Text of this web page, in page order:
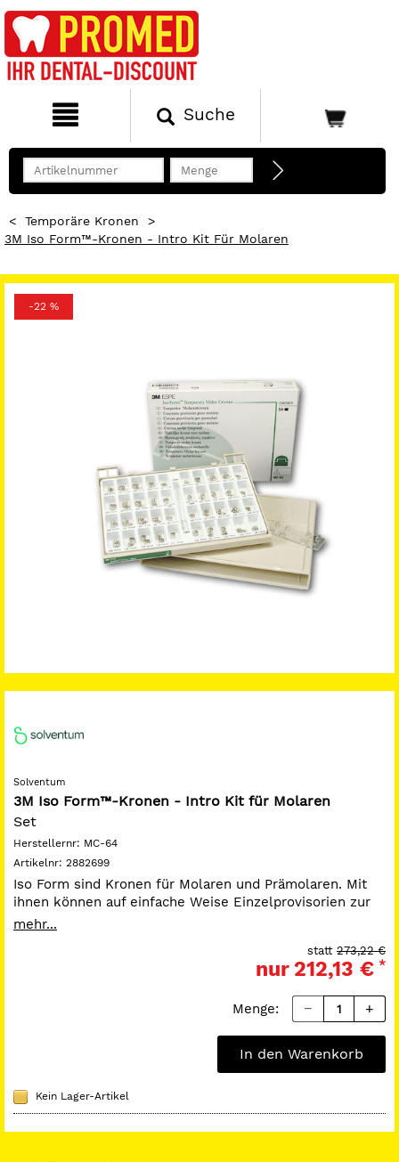
Suche
< Temporäre Kronen
>
3M Iso Form™-Kronen - Intro Kit Für Molaren
-22 %
Solventum
3M Iso Form™-Kronen - Intro Kit für Molaren
Set
Herstellernr: MC-64
Artikelnr: 2882699
Iso Form sind Kronen für Molaren und Prämolaren. Mit
ihnen können auf einfache Weise Einzelprovisorien zur
Überbrückung von kurzen oder längeren Zeiträumen
64 Einzelkronen, 1 Messlehre und 1 Dehnblock.
mehr...
273,22 €
statt
nur 212,13 € *
Menge:
In den Warenkorb
Kein Lager-Artikel